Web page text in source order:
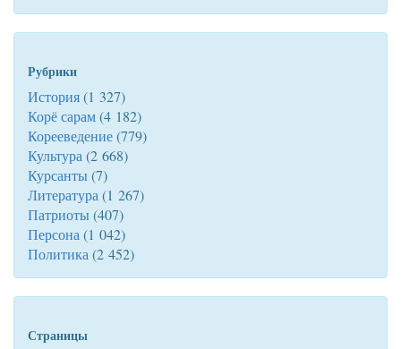
Рубрики
История(1 327)
Корё сарам(4 182)
Корееведение(779)
Культура (2 668)
Курсанты(7)
Литература (1 267)
Патриоты(407)
Персона (1 042)
Политика (2 452)
Страницы